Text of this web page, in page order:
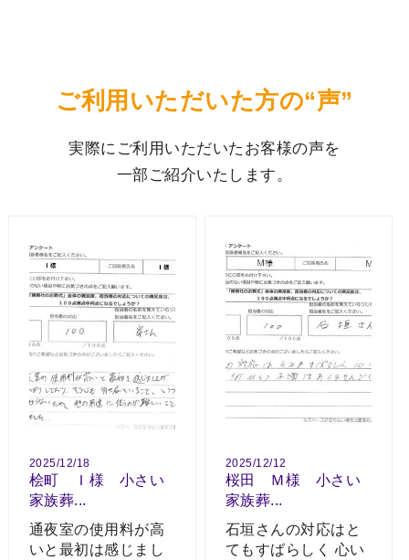
ご利⽤いただいた⽅の“声”
実際にご利⽤いただいたお客様の声を
⼀部ご紹介いたします。
2025/12/18
桧町 Ｉ様 小さい
家族葬...
通夜室の使用料が高
いと最初は感じまし
2025/12/12
桜田 Ｍ様 小さい
家族葬...
石垣さんの対応はと
てもすばらしく 心い